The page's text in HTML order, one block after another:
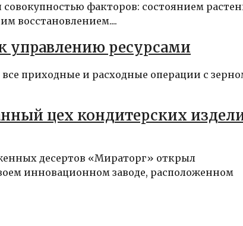
факторов: состоянием
восстановлением....
управлению ресурсами
приходные и расходные операции с
цех кондитерских
десертов «Мираторг» открыл
инновационном заводе, расположенном